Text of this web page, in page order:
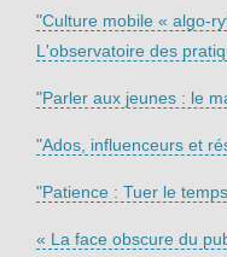
"Culture mobile « algo-
L'observatoire des
"Parler aux jeunes : le
"Ados, influenceurs et
"Patience : Tuer le
« La face obscure du